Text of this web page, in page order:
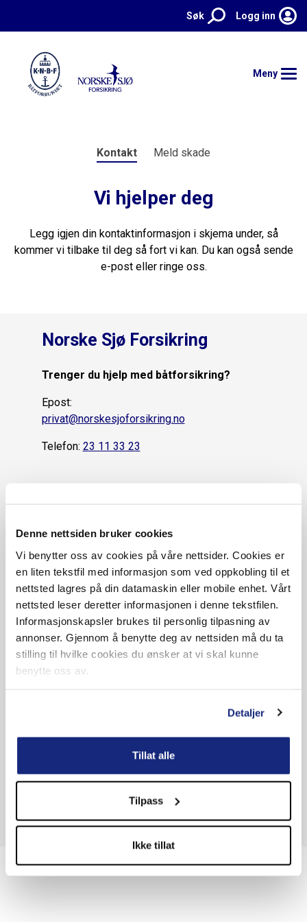
Denne nettsiden bruker cookies
Vi benytter oss av cookies på våre nettsider. Cookies er
en liten tekstfil med informasjon som ved oppkobling til et
nettsted lagres på din datamaskin eller mobile enhet. Vårt
nettsted leser deretter informasjonen i denne tekstfilen.
Informasjonskapsler brukes til personlig tilpasning av
annonser. Gjennom å benytte deg av nettsiden må du ta
stilling til hvilke cookies du ønsker at vi skal kunne
benytte oss av.
Detaljer
Tillat alle
Tilpass
Ikke tillat
Søk Logg inn
Meny
Meld skade
Kontakt Meld skade
Vi hjelper deg
Legg igjen din kontaktinformasjon i skjema under, så
kommer vi tilbake til deg så fort vi kan. Du kan også sende
e-post eller ringe oss.
Norske Sjø Forsikring
Trenger du hjelp med båtforsikring?
Epost:
privat@norskesjoforsikring.no
Telefon: 23 11 33 23
Epost:norskesjohavn@soderbergpartners.com
Navn
Telefonnummer E-post
Send